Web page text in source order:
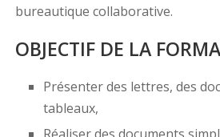
bureautique collaborative.
OBJECTIF DE LA
Présenter des lettres, des
tableaux,